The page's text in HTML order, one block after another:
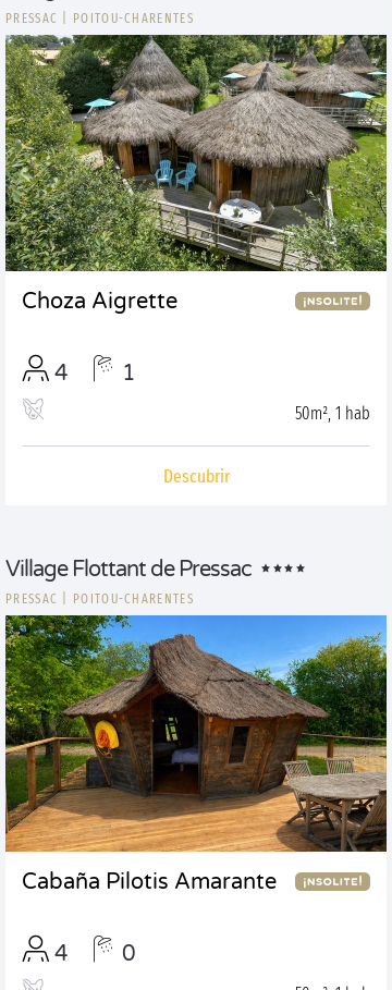
PRESSAC POITOU-CHARENTES
Choza Aigrette
4 1
50m², 1 hab
Descubrir
Village Flottant de Pressac
PRESSAC POITOU-CHARENTES
Cabaña Pilotis Amarante
4 0